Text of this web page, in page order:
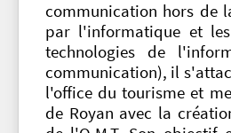
communication hors de
par l'informatique et les
technologies de
communication), il
l'office du tourisme et
de Royan avec la